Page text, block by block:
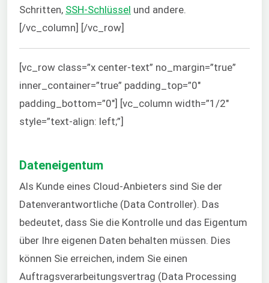
Schritten, SSH-Schlüssel und andere.
[/vc_column] [/vc_row]
[vc_row class=”x center-text” no_margin=”true”
inner_container=”true” padding_top=”0″
padding_bottom=”0″] [vc_column width=”1/2″
style=”text-align: left;”]
Dateneigentum
Als Kunde eines Cloud-Anbieters sind Sie der
Datenverantwortliche (Data Controller). Das
bedeutet, dass Sie die Kontrolle und das Eigentum
über Ihre eigenen Daten behalten müssen. Dies
können Sie erreichen, indem Sie einen
Auftragsverarbeitungsvertrag (Data Processing